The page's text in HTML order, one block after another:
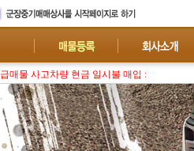
급매물 사고차량 현금 일시불 매입 : 폐차-수출